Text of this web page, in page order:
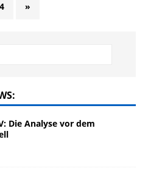
4 »
Die Analyse vor dem